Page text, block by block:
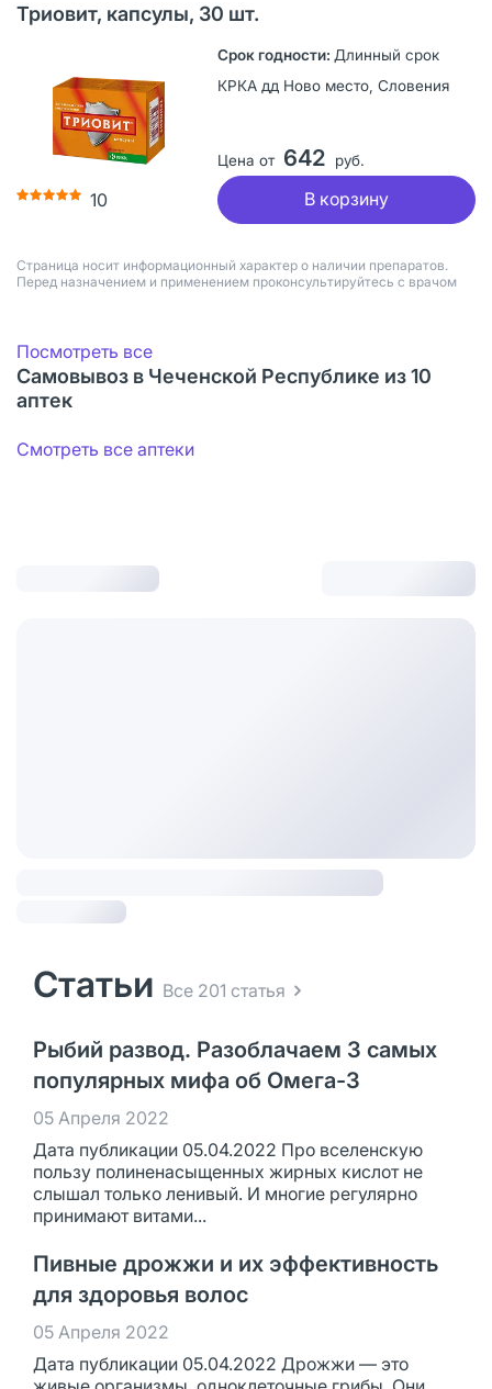
Триовит, капсулы, 30 шт.
10
Длинный срок
КРКА дд Ново место, Словения
Цена от 642 руб.
В корзину
Страница носит информационный характер о наличии препаратов.
Перед назначением и применением проконсультируйтесь с врачом
Посмотреть все
Самовывоз в Чеченской Республике из 10
аптек
Смотреть все аптеки
Статьи Все 201 статья
Рыбий развод. Разоблачаем 3 самых
популярных мифа об Омега-3
05 Апреля 2022
Дата публикации 05.04.2022 Про вселенскую
пользу полиненасыщенных жирных кислот не
слышал только ленивый. И многие регулярно
принимают витами...
Пивные дрожжи и их эффективность
для здоровья волос
05 Апреля 2022
Дата публикации 05.04.2022 Дрожжи — это